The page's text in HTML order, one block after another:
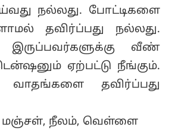
நல்லது. போட்டிகளை
தவிர்ப்பது நல்லது.
இருப்பவர்களுக்கு வீண்
ஏற்பட்டு நீங்கும்.
தவிர்ப்பது
மஞ்சள், நீலம், வெள்ளை